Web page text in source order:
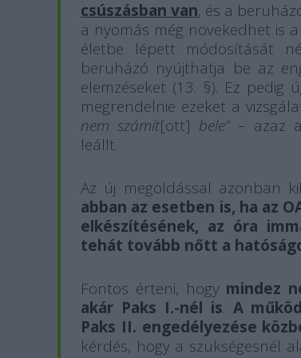
csúszásban van, és a
a nyomás még növekedhet is
életbe lépett módosítását
beruházó nyújthatja be az
elemzéseket (13. §). Ez pedig
megrendelnie ezeket a
nem számít[ott] bele”– azaz
leállt.
Az új megoldással azonban
abban az esetben is, ha az
elkészítésének, az óra
tehát tovább nőtt a
Fontos érteni, hogy mindez
akár Paks I.-nél is. A
Paks II. engedélyezése
kérdés, hogy a szükségesnél